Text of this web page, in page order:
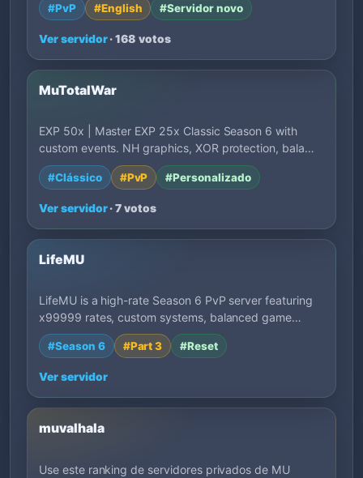
#PvP #English #Servidor novo
Ver servidor· 168 votos
MuTotalWar
EXP 50x | Master EXP 25x Classic Season 6 with
custom events. NH graphics, XOR protection, bala…
#Clássico #PvP #Personalizado
Ver servidor· 7 votos
LifeMU
LifeMU is a high-rate Season 6 PvP server featuring
x99999 rates, custom systems, balanced game…
#Season 6 #Part 3 #Reset
Ver servidor
muvalhala
Use este ranking de servidores privados de MU